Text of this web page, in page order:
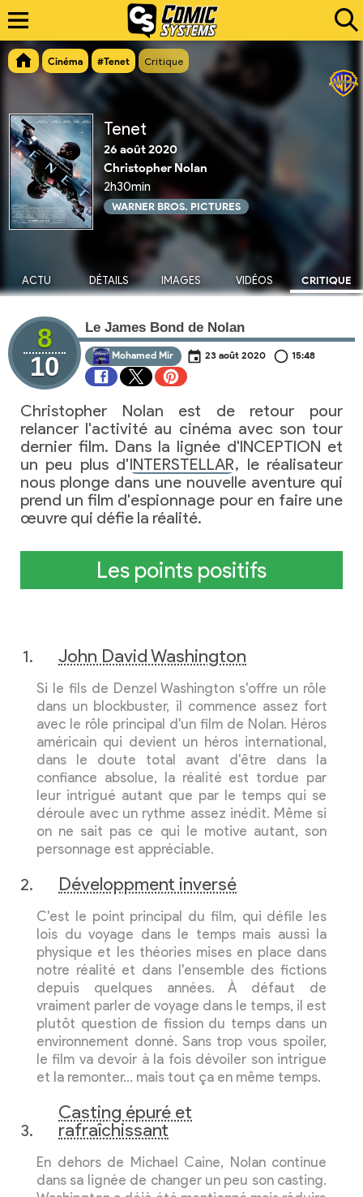
Cinéma #Tenet Critique
Tenet
26 août 2020
Christopher Nolan
2h30min
WARNER BROS. PICTURES
ACTU DÉTAILS IMAGES VIDÉOS CRITIQUE
8
10
Le James Bond de Nolan
Mohamed Mir 23 août 2020 15:48
Christopher Nolan est de retour pour
relancer l'activité au cinéma avec son tour
dernier film. Dans la lignée d'INCEPTION et
un peu plus d'INTERSTELLAR, le réalisateur
nous plonge dans une nouvelle aventure qui
prend un film d'espionnage pour en faire une
œuvre qui défie la réalité.
Les points positifs
John David Washington
Si le fils de Denzel Washington s'offre un rôle
dans un blockbuster, il commence assez fort
avec le rôle principal d'un film de Nolan. Héros
américain qui devient un héros international,
dans le doute total avant d'être dans la
confiance absolue, la réalité est tordue par
leur intrigué autant que par le temps qui se
déroule avec un rythme assez inédit. Même si
on ne sait pas ce qui le motive autant, son
personnage est appréciable.
Développment inversé
C'est le point principal du film, qui défile les
lois du voyage dans le temps mais aussi la
physique et les théories mises en place dans
notre réalité et dans l'ensemble des fictions
depuis quelques années. À défaut de
vraiment parler de voyage dans le temps, il est
plutôt question de fission du temps dans un
environnement donné. Sans trop vous spoiler,
le film va devoir à la fois dévoiler son intrigue
et la remonter… mais tout ça en même temps.
Casting épuré et
rafraîchissant
En dehors de Michael Caine, Nolan continue
dans sa lignée de changer un peu son casting.